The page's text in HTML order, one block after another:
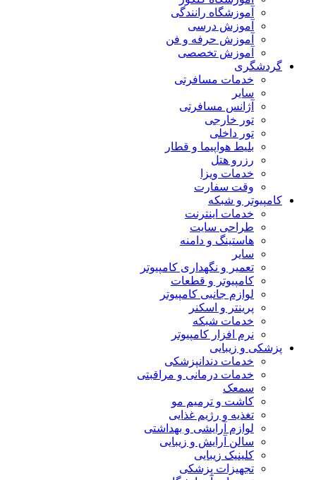
آموزشگاه رانندگی
آموزش درسی
آموزش حرفه و فن
آموزش تخصصی
گردشگری
خدمات مسافرتی
سایر
آژانس مسافرتی
تور خارجی
تور داخلی
بلیط هواپیما و قطار
رزرو هتل
خدمات ویزا
وقت سفارت
کامپیوتر و شبکه
خدمات اینترنت
طراحی سایت
هاستینگ و دامنه
سایر
تعمیر و نگهداری کامپیوتر
کامپیوتر و قطعات
لوازم جانبی کامپیوتر
پرینتر و اسکنر
خدمات شبکه
نرم افزار کامپیوتر
پزشکی و زیبایی
خدمات دندانپزشکی
خدمات درمانی و مراقبتی
سمعک
کاشت و ترمیم مو
تغذیه و رژیم غذایی
لوازم آرایشی و بهداشتی
سالن آرایش و زیبایی
کلینیک زیبایی
تجهیزات پزشکی